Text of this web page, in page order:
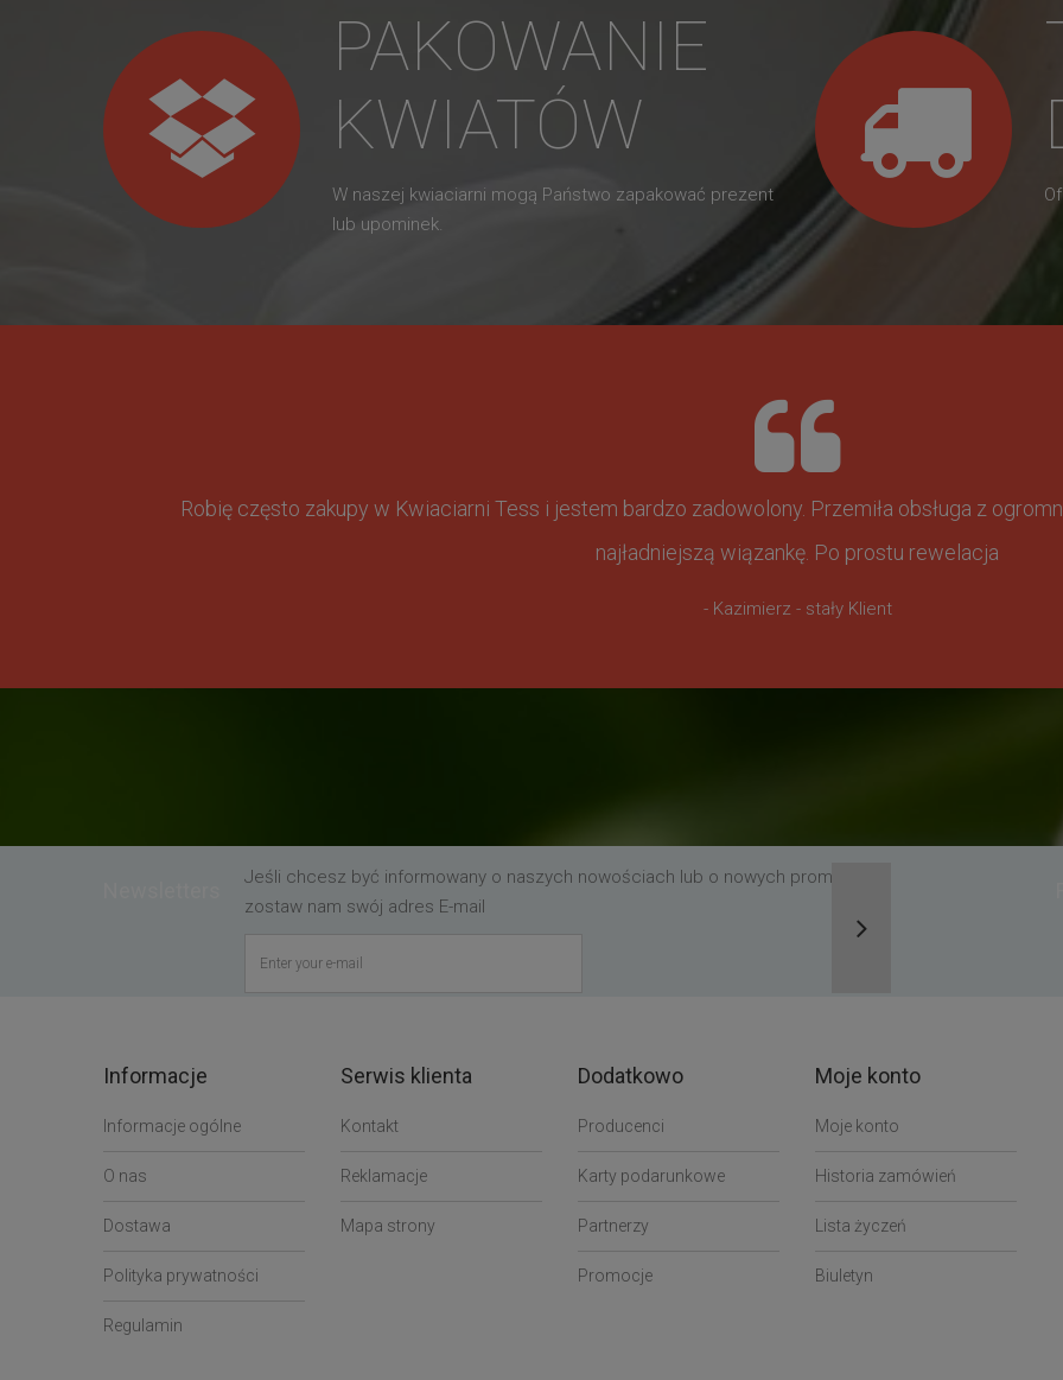
PAKOWANIE
KWIATÓW
W naszej kwiaciarni mogą Państwo zapakować prezent
lub upominek.
Robię często zakupy w Kwiaciarni Tess i jestem bardzo zadowolony. Przemiła obsługa z
najładniejszą wiązankę. Po prostu rewelacja
- Kazimierz - stały Klient
Jeśli chcesz być informowany o naszych nowościach lub o nowych promocjach,
zostaw nam swój adres E-mail
Informacje
Informacje ogólne
O nas
Dostawa
Polityka prywatności
Regulamin
Serwis klienta
Kontakt
Reklamacje
Mapa strony
Dodatkowo
Producenci
Karty podarunkowe
Partnerzy
Promocje
Moje konto
Moje konto
Historia zamówień
Lista życzeń
Biuletyn